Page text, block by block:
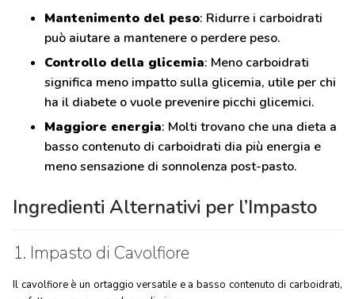
Mantenimento del peso: Ridurre i carboidrati
può aiutare a mantenere o perdere peso.
Controllo della glicemia: Meno carboidrati
significa meno impatto sulla glicemia, utile per chi
ha il diabete o vuole prevenire picchi glicemici.
Maggiore energia: Molti trovano che una dieta a
basso contenuto di carboidrati dia più energia e
meno sensazione di sonnolenza post-pasto.
Ingredienti Alternativi per l’Impasto
1. Impasto di Cavolfiore
Il cavolfiore è un ortaggio versatile e a basso contenuto di carboidrati,